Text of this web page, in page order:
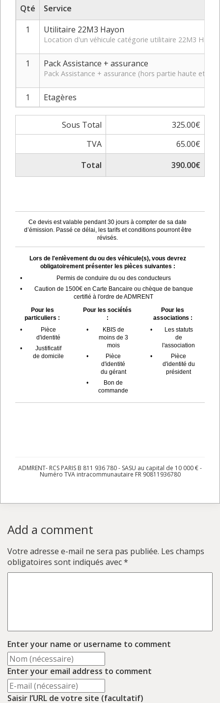
Qté
Service
1
Utilitaire 22M3 Hayon
Location d'un véhicule catégorie utilitaire 22M3
1 Pack Assistance + assurance
Pack Assistance + assurance (hors partie haute et
1 Etagères
Sous Total
325.00€
TVA
65.00€
Total
390.00€
Ce devis est valable pendant 30 jours à compter de sa date
d’émission. Passé ce délai, les tarifs et conditions pourront être
révisés.
Lors de l'enlèvement du ou des véhicule(s), vous devrez
obligatoirement présenter les pièces suivantes :
•
Permis de conduire du ou des conducteurs
•
Caution de 1500€ en Carte Bancaire ou chèque de banque
certifié à l'ordre de ADMRENT
Pour les
particuliers :
•
Pièce
d'identité
•
Justificatif
de domicile
Pour les sociétés
:
•
KBIS de
moins de 3
mois
•
Pièce
d'identité
du gérant
•
Bon de
commande
Pour les
associations :
•
Les statuts
de
l'association
•
Pièce
d'identité du
président
ADMRENT- RCS PARIS B 811 936 780 - SASU au capital de 10 000 € -
Numéro TVA intracommunautaire FR 90811936780
Add a comment
Votre adresse e-mail ne sera pas publiée. Les champs
obligatoires sont indiqués avec*
Enter your name or username to comment
Enter your email address to comment
Saisir l’URL de votre site (facultatif)